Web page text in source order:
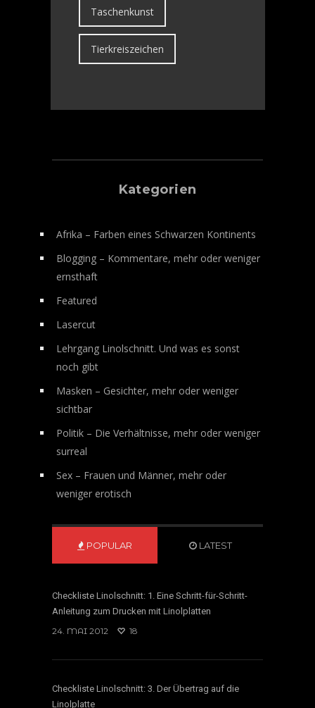
Taschenkunst
Tierkreiszeichen
Kategorien
Afrika – Farben eines Schwarzen Kontinents
Blogging – Kommentare, mehr oder weniger
ernsthaft
Featured
Lasercut
Lehrgang Linolschnitt. Und was es sonst
noch gibt
Masken – Gesichter, mehr oder weniger
sichtbar
Politik – Die Verhältnisse, mehr oder weniger
surreal
Sex – Frauen und Männer, mehr oder
weniger erotisch
POPULAR LATEST
Checkliste Linolschnitt: 1. Eine Schritt-für-Schritt-
Anleitung zum Drucken mit Linolplatten
24. MAI 2012
18
Checkliste Linolschnitt: 3. Der Übertrag auf die
Linolplatte